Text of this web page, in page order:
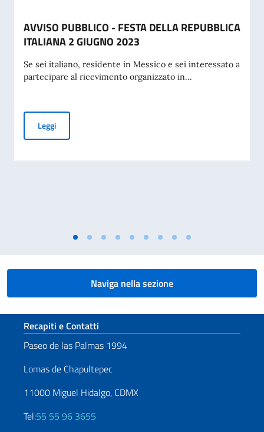
AVVISO PUBBLICO - FESTA DELLA REPUBBLICA
ITALIANA 2 GIUGNO 2023
Se sei italiano, residente in Messico e sei interessato a
partecipare al ricevimento organizzato in...
LeggiAVVISO PUBBLICO - FESTA DELLA REPUBBLICA ITALIANA
Naviga nella sezione
Sezione footer
Recapiti e Contatti
Paseo de las Palmas 1994
Lomas de Chapultepec
11000 Miguel Hidalgo, CDMX
Tel:55 55 96 3655